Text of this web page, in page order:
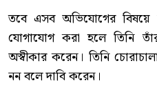
তবে এসব অভিযোগের
যোগাযোগ করা হলে তিনি
অস্বীকার করেন। তিনি
নন বলে দাবি করেন।